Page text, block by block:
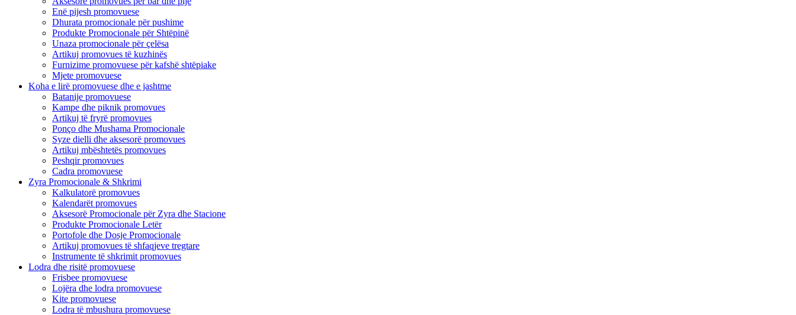
Enë pijesh promovuese
Dhurata promocionale për pushime
Produkte Promocionale për Shtëpinë
Unaza promocionale për çelësa
Artikuj promovues të kuzhinës
Furnizime promovuese për kafshë shtëpiake
Mjete promovuese
Koha e lirë promovuese dhe e jashtme
Batanije promovuese
Kampe dhe piknik promovues
Artikuj të fryrë promovues
Ponço dhe Mushama Promocionale
Syze dielli dhe aksesorë promovues
Artikuj mbështetës promovues
Peshqir promovues
Cadra promovuese
Zyra Promocionale & Shkrimi
Kalkulatorë promovues
Kalendarët promovues
Aksesorë Promocionale për Zyra dhe Stacione
Produkte Promocionale Letër
Portofole dhe Dosje Promocionale
Artikuj promovues të shfaqjeve tregtare
Instrumente të shkrimit promovues
Lodra dhe risitë promovuese
Frisbee promovuese
Lojëra dhe lodra promovuese
Kite promovuese
Lodra të mbushura promovuese